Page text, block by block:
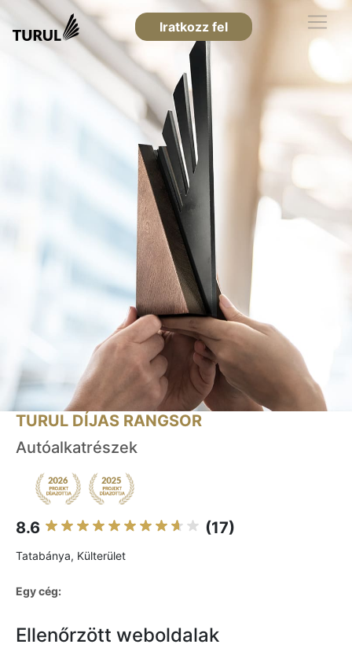
Iratkozz fel
TURUL DÍJAS RANGSOR
Autóalkatrészek
8.6 (17)
Tatabánya, Külterület
Egy cég:
Ellenőrzött weboldalak